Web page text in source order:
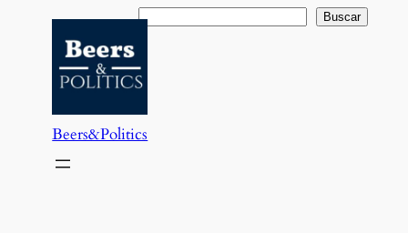
contenido
Buscar Buscar
Beers&Politics